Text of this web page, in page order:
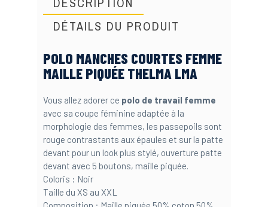
DÉTAILS DU PRODUIT
POLO MANCHES COURTES FEMME
MAILLE PIQUÉE THELMA LMA
Vous allez adorer ce polo de travail femme
avec sa coupe féminine adaptée à la
morphologie des femmes, les passepoils sont
rouge contrastants aux épaules et sur la patte
devant pour un look plus stylé, ouverture patte
devant avec 5 boutons, maille piquée.
Coloris : Noir
Taille du XS au XXL